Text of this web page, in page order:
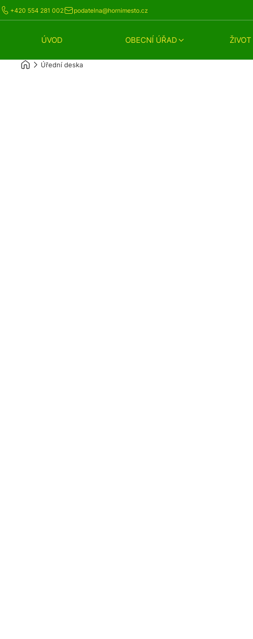
+420 554 281 002 podatelna@hornimesto.cz
ÚVOD OBECNÍ ÚŘAD
Úřední deska